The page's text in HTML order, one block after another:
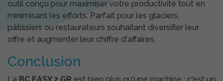
outil conçu pour maximiser votre productivité tout en
minimisant les efforts. Parfait pour les glaciers,
pâtissiers ou restaurateurs souhaitant diversifier leur
offre et augmenter leur chiffre d'affaires.
Conclusion